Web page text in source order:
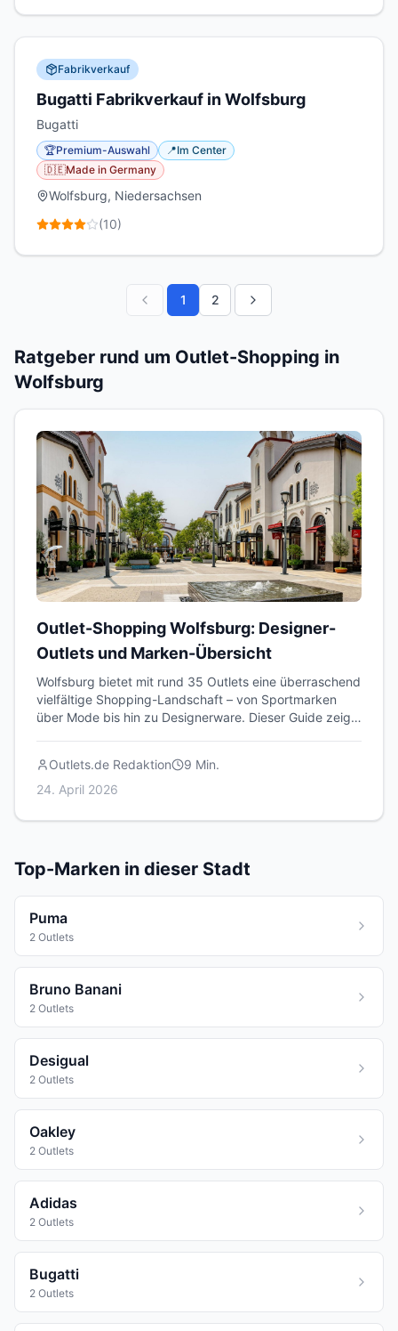
Fabrikverkauf
Bugatti Fabrikverkauf in Wolfsburg
Bugatti
🏆Premium-Auswahl 📍Im Center
🇩🇪Made in Germany
Wolfsburg, Niedersachsen
(10)
1 2
Ratgeber rund um Outlet-Shopping in
Wolfsburg
Outlet-Shopping Wolfsburg: Designer-
Outlets und Marken-Übersicht
Wolfsburg bietet mit rund 35 Outlets eine überraschend
vielfältige Shopping-Landschaft – von Sportmarken
über Mode bis hin zu Designerware. Dieser Guide zeigt
Outlets.de Redaktion 9 Min.
24. April 2026
Top-Marken in dieser Stadt
Puma
2 Outlets
Bruno Banani
2 Outlets
Desigual
2 Outlets
Oakley
2 Outlets
Adidas
2 Outlets
Bugatti
2 Outlets